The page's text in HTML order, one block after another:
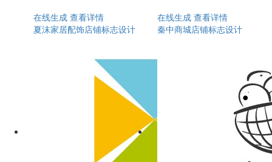
在线生成 查看详情
夏沫家居配饰店铺标志设计
在线生成 查看详情
秦中商城店铺标志设计